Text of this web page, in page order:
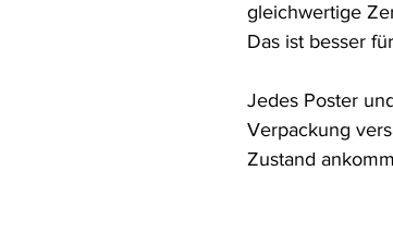
gleichwertige
Das ist besser
Jedes Poster
Verpackung
Zustand